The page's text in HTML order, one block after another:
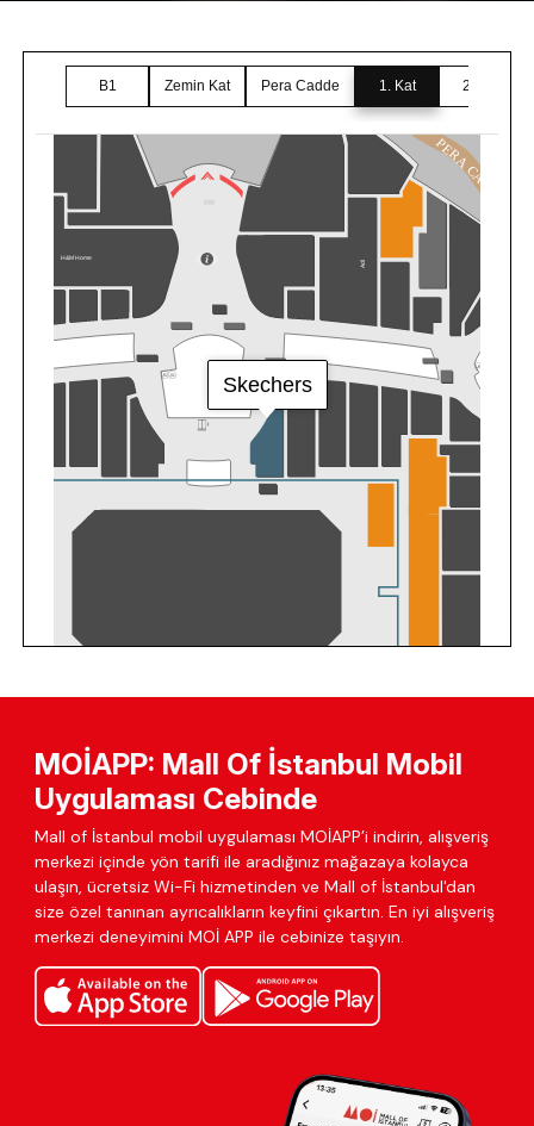
MOİAPP: Mall Of İstanbul Mobil
Uygulaması Cebinde
Mall of İstanbul mobil uygulaması MOİAPP’i indirin, alışveriş
merkezi içinde yön tarifi ile aradığınız mağazaya kolayca
ulaşın, ücretsiz Wi-Fi hizmetinden ve Mall of İstanbul'dan
size özel tanınan ayrıcalıkların keyfini çıkartın. En iyi alışveriş
merkezi deneyimini MOİ APP ile cebinize taşıyın.